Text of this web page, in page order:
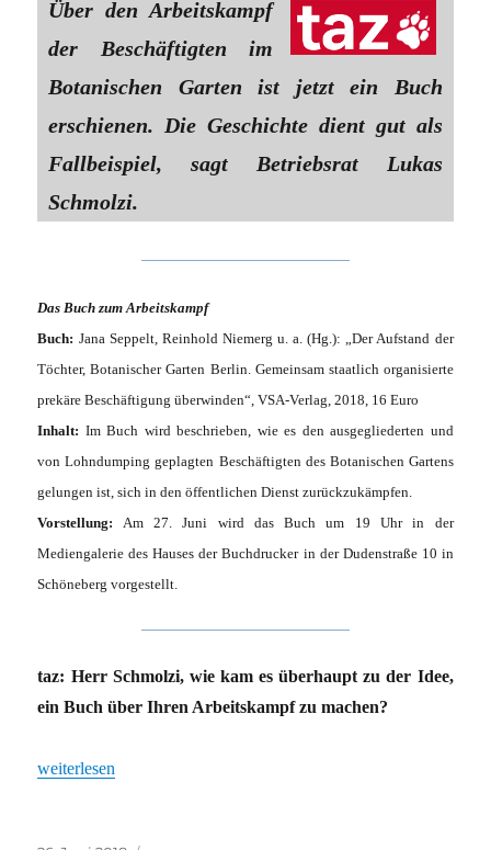
Über den Arbeitskampf
der Beschäftigten im
Botanischen Garten ist jetzt ein Buch
erschienen. Die Geschichte dient gut als
Fallbeispiel, sagt Betriebsrat Lukas
Schmolzi.
Das Buch zum Arbeitskampf
Buch: Jana Seppelt, Reinhold Niemerg u. a. (Hg.): „Der Aufstand der
Töchter, Botanischer Garten Berlin. Gemeinsam staatlich organisierte
prekäre Beschäftigung überwinden“, VSA-Verlag, 2018, 16 Euro
Inhalt: Im Buch wird beschrieben, wie es den ausgegliederten und
von Lohndumping geplagten Beschäftigten des Botanischen Gartens
gelungen ist, sich in den öffentlichen Dienst zurückzukämpfen.
Vorstellung:
Am 27. Juni wird das Buch um 19 Uhr in der
Mediengalerie des Hauses der Buchdrucker in der Dudenstraße 10 in
Schöneberg vorgestellt.
taz: Herr Schmolzi, wie kam es überhaupt zu der Idee,
ein Buch über Ihren Arbeitskampf zu machen?
„„Wie in einem Krimi““
weiterlesen